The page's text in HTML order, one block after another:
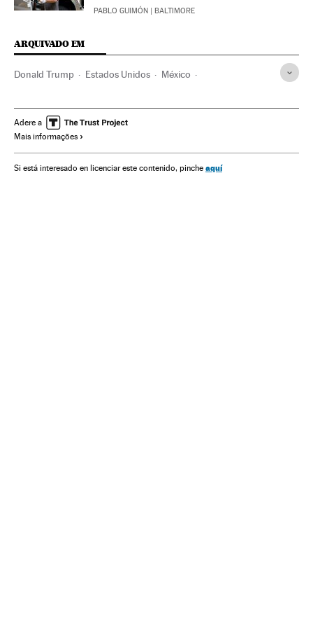
PABLO GUIMÓN | BALTIMORE
ARQUIVADO EM
Donald Trump Estados Unidos México
América Caravana migrantes América Central
Imigrantes latinoamericanos
Crise migratória Emigração Crise humanitária
Adere a
Mais informações
Si está interesado en licenciar este contenido, pinche aquí